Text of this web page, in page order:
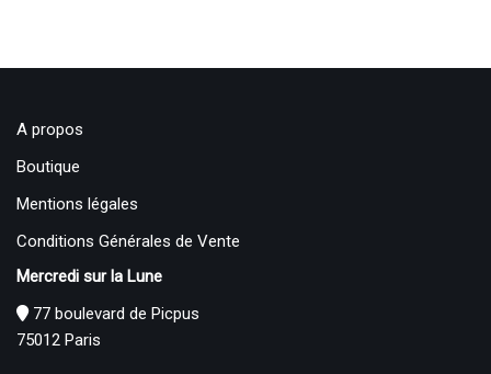
A propos
Boutique
Mentions légales
Conditions Générales de Vente
Mercredi sur la Lune
77 boulevard de Picpus
75012 Paris